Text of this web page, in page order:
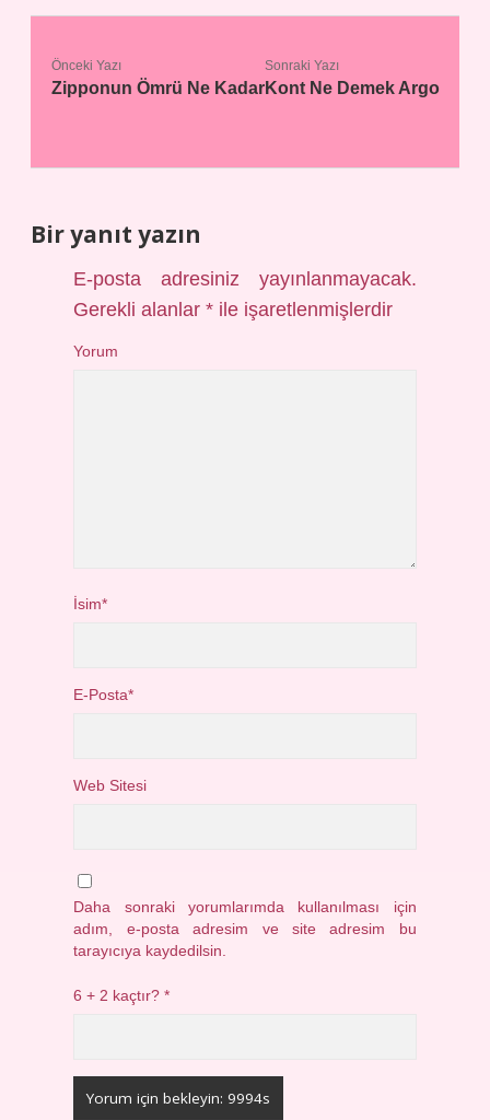
Önceki Yazı
Zipponun Ömrü Ne Kadar
Sonraki Yazı
Kont Ne Demek Argo
Bir yanıt yazın
E-posta adresiniz yayınlanmayacak.
Gerekli alanlar* ile işaretlenmişlerdir
Yorum
İsim*
E-Posta*
Web Sitesi
Daha sonraki yorumlarımda kullanılması için
adım, e-posta adresim ve site adresim bu
tarayıcıya kaydedilsin.
6 + 2 kaçtır?*